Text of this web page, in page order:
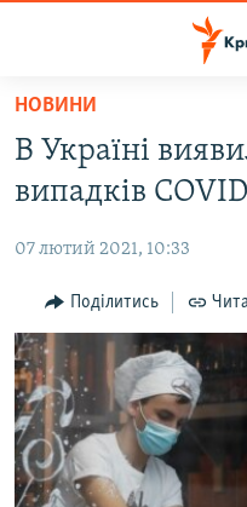
Перейти
основного
матеріалу
до
навігації
Перейти
до
пошуку
ВОДА.КРИМ
ПОЛІТИКА
БЛОГИ
ПОГЛЯД
ІНТЕРВ'Ю
ВСЕ ЗА ДЕНЬ
СПЕЦПРОЕКТИ
НОВИНИ
В Україні
випадків
07 лютий 2021, 10:33
Поділитись